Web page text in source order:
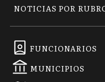
FUNCIONARIOS
MUNICIPIOS
NOTICIAS POR